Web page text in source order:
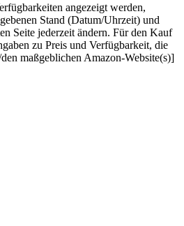
angezeigt werden,
Stand (Datum/Uhrzeit) und
Seite jederzeit ändern. Für den Kauf
zu Preis und Verfügbarkeit, die
maßgeblichen Amazon-Website(s)]